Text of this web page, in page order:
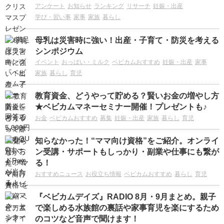
アンケート お知らせ ランキング リサーチ 妊娠・出産
学び・習い事 家事 家族 暮らし
母乳は災害時に強い！出産・子育て・防災を考える
シンポジウム
イベント おっぱい・ミルク ベビカムおすすめ 妊娠・出産 家事
家族 暮らし 育児
教育資金、どうやって貯める？賢いお金の増やし方
★ベビカムマネーセミナー開催！プレゼントも♪
お金 ベビカムおすすめ 募集 妊娠・出産 家族 暮らし 育児
知らなかった！“ママ向け資格”をご紹介。オンライ
ン受講・サポートもしっかり・副業や仕事にも繋が
る！
おすすめニュース お役立ち情報 ベビカムおすすめ 暮らし 育児
『ベビカムデイズ』RADIO 8月・9月まとめ。親子
で楽しめる水族館の裏話や家事育児を楽にするため
のコツなど音声で聞けます！